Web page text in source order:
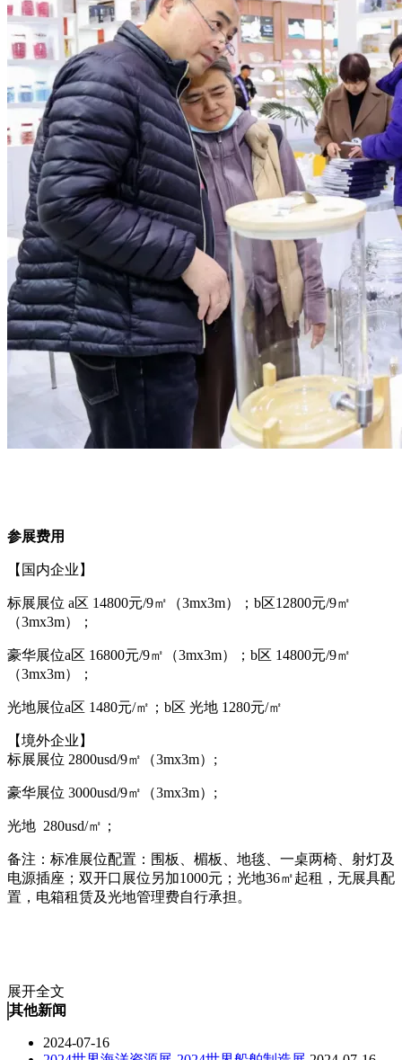
参展费用
【国内企业】
标展展位 a区 14800元/9㎡（3mx3m）；b区12800元/9㎡
（3mx3m）；
豪华展位a区 16800元/9㎡（3mx3m）；b区 14800元/9㎡
（3mx3m）；
光地展位a区 1480元/㎡；b区 光地 1280元/㎡
【境外企业】
标展展位 2800usd/9㎡（3mx3m）;
豪华展位 3000usd/9㎡（3mx3m）;
光地 280usd/㎡；
备注：标准展位配置：围板、楣板、地毯、一桌两椅、射灯及
电源插座；双开口展位另加1000元；光地36㎡起租，无展具配
置，电箱租赁及光地管理费自行承担。
展开全文
其他新闻
2024-07-16